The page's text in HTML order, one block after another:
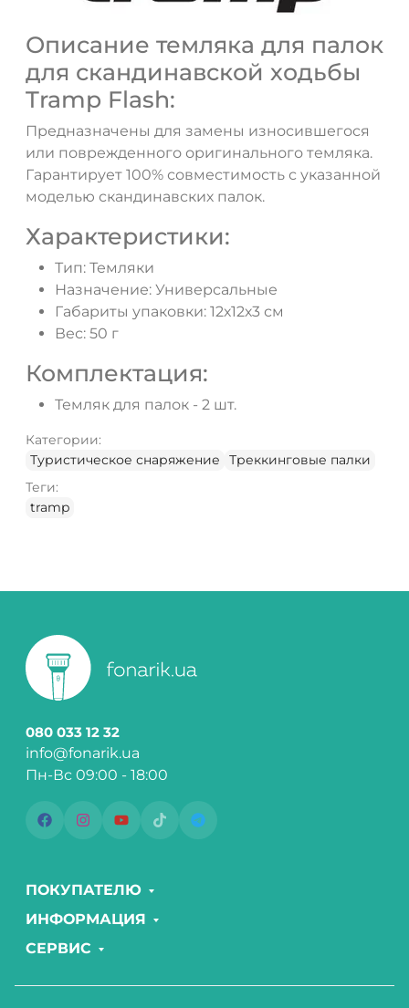
Описание темляка для палок
для скандинавской ходьбы
Tramp Flash:
Предназначены для замены износившегося
или поврежденного оригинального темляка.
Гарантирует 100% совместимость с указанной
моделью скандинавских палок.
Характеристики:
Тип: Темляки
Назначение: Универсальные
Габариты упаковки: 12х12х3 см
Вес: 50 г
Комплектация:
Темляк для палок - 2 шт.
Категории:
Туристическое снаряжение
Треккинговые палки
Теги:
tramp
080 033 12 32
info@fonarik.ua
Пн-Вс 09:00 - 18:00
ПОКУПАТЕЛЮ
ИНФОРМАЦИЯ
СЕРВИС